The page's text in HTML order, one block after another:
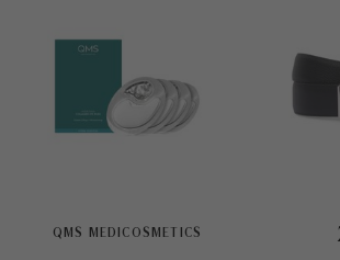
QMS MEDICOSMETICS